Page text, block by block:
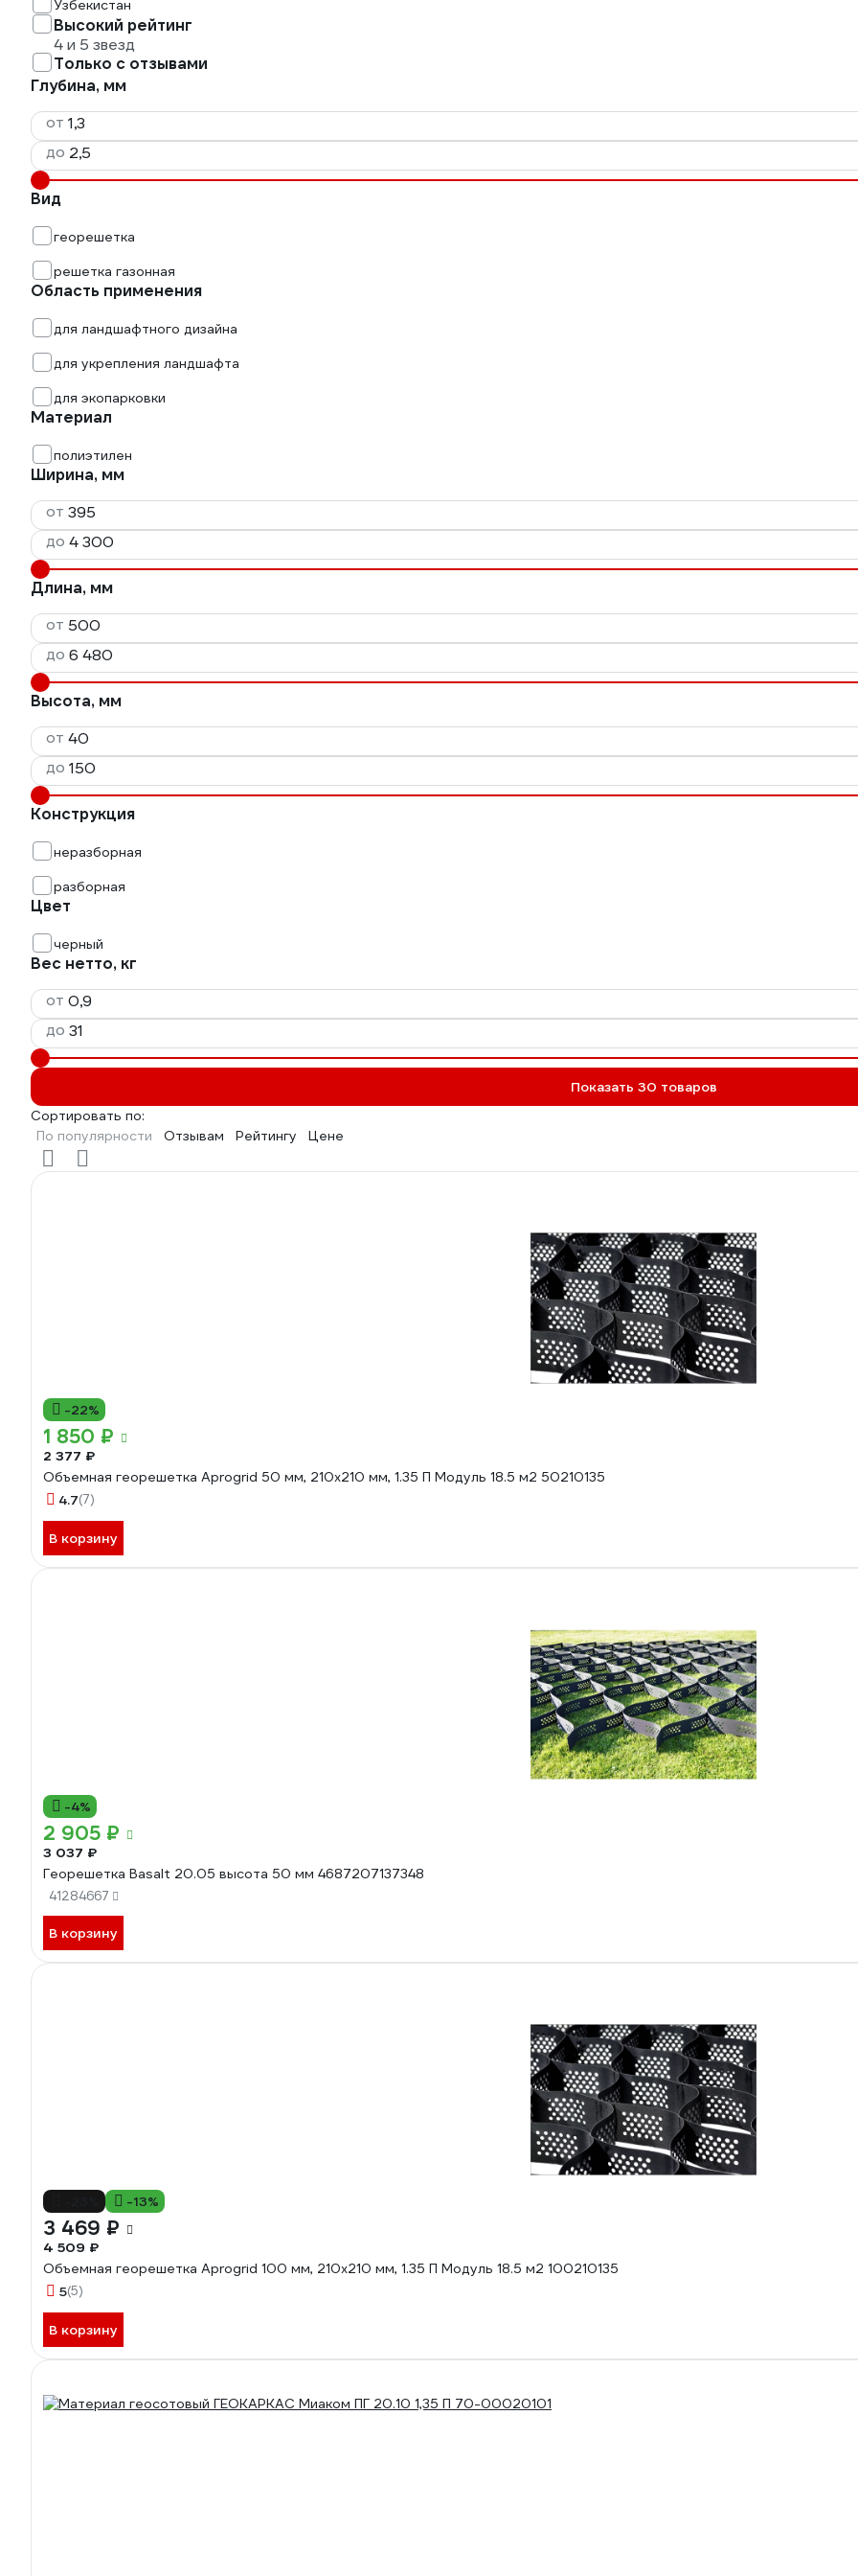
Узбекистан
Высокий рейтинг
4 и 5 звезд
Только с отзывами
Глубина, мм
от
до
Вид
георешетка
решетка газонная
Область применения
для ландшафтного дизайна
для укрепления ландшафта
для экопарковки
Материал
полиэтилен
Ширина, мм
от
до
Длина, мм
от
до
Высота, мм
от
до
Конструкция
неразборная
разборная
Цвет
черный
Вес нетто, кг
от
до
Показать 30 товаров
Сортировать по:
По популярности
Отзывам Рейтингу Цене
-22%
1 850 ₽
2 377 ₽
Объемная георешетка Aprogrid 50 мм, 210x210 мм, 1.35 П Модуль 18.5 м2 50210135
4.7(7)
В корзину
-4%
2 905 ₽
3 037 ₽
Георешетка Basalt 20.05 высота 50 мм 4687207137348
41284667
В корзину
-13%
3 469 ₽
4 509 ₽
Объемная георешетка Aprogrid 100 мм, 210x210 мм, 1.35 П Модуль 18.5 м2 100210135
5(5)
В корзину